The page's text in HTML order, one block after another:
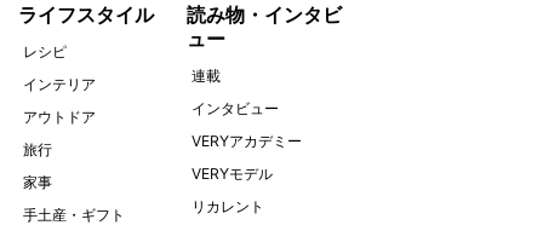
ライフスタイル
レシピ
インテリア
アウトドア
旅行
家事
手土産・ギフト
読み物・インタビ
ュー
連載
インタビュー
VERYアカデミー
VERYモデル
リカレント